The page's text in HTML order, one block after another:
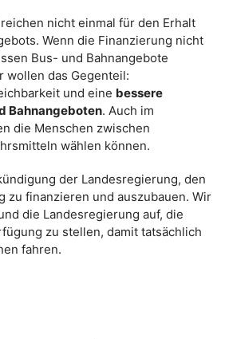
nicht einmal für den Erhalt
Wenn die Finanzierung nicht
Bus- und Bahnangebote
wollen das Gegenteil:
und eine bessere
Bahnangeboten. Auch im
die Menschen zwischen
wählen können.
der Landesregierung, den
zu finanzieren und auszubauen. Wir
die Landesregierung auf, die
zu stellen, damit tatsächlich
fahren.